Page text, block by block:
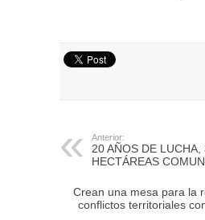
Anterior:
20 AÑOS DE LUCHA,
HECTÁREAS
Crean una mesa para la
conflictos territoriales